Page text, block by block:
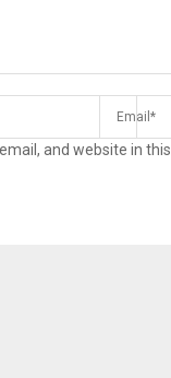
and website in